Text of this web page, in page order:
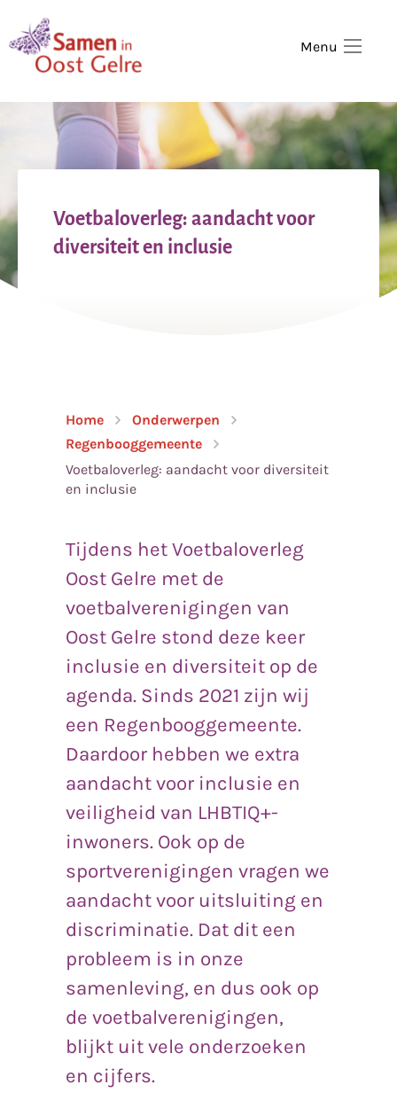
Menu
Voetbaloverleg: aandacht voor
diversiteit en inclusie
Home
Onderwerpen
Regenbooggemeente
Voetbaloverleg: aandacht voor diversiteit
en inclusie
Tijdens het Voetbaloverleg
Oost Gelre met de
voetbalverenigingen van
Oost Gelre stond deze keer
inclusie en diversiteit op de
agenda. Sinds 2021 zijn wij
een Regenbooggemeente.
Daardoor hebben we extra
aandacht voor inclusie en
veiligheid van LHBTIQ+-
inwoners. Ook op de
sportverenigingen vragen we
aandacht voor uitsluiting en
discriminatie. Dat dit een
probleem is in onze
samenleving, en dus ook op
de voetbalverenigingen,
blijkt uit vele onderzoeken
en cijfers.